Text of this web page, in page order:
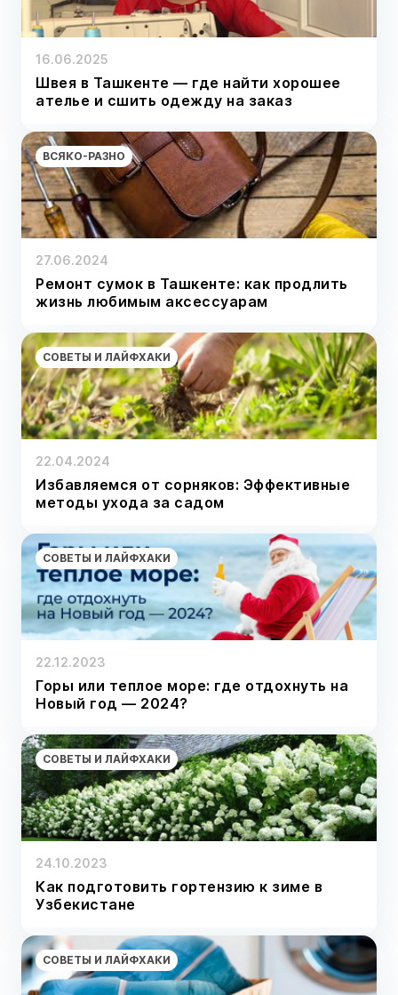
16.06.2025
Швея в Ташкенте — где найти хорошее
ателье и сшить одежду на заказ
ВСЯКО-РАЗНО
27.06.2024
Ремонт сумок в Ташкенте: как продлить
жизнь любимым аксессуарам
СОВЕТЫ И ЛАЙФХАКИ
22.04.2024
Избавляемся от сорняков: Эффективные
методы ухода за садом
СОВЕТЫ И ЛАЙФХАКИ
22.12.2023
Горы или теплое море: где отдохнуть на
Новый год — 2024?
СОВЕТЫ И ЛАЙФХАКИ
24.10.2023
Как подготовить гортензию к зиме в
Узбекистане
СОВЕТЫ И ЛАЙФХАКИ